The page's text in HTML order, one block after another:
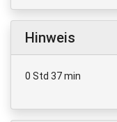
Hinweis
0 Std 37 min